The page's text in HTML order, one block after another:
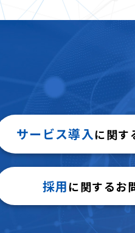
サービス導入に関す
採用に関するお